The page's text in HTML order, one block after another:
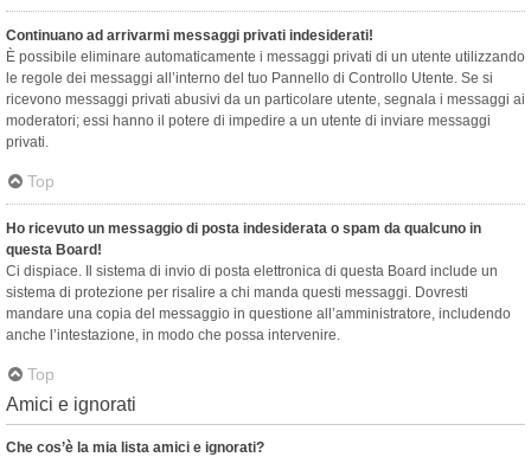
Continuano ad arrivarmi messaggi privati indesiderati!
È possibile eliminare automaticamente i messaggi privati ​​di un utente utilizzando
le regole dei messaggi all’interno del tuo Pannello di Controllo Utente. Se si
ricevono messaggi privati ​​abusivi da un particolare utente, segnala i messaggi ai
moderatori; essi hanno il potere di impedire a un utente di inviare messaggi
privati​​.
Top
Ho ricevuto un messaggio di posta indesiderata o spam da qualcuno in
questa Board!
Ci dispiace. Il sistema di invio di posta elettronica di questa Board include un
sistema di protezione per risalire a chi manda questi messaggi. Dovresti
mandare una copia del messaggio in questione all’amministratore, includendo
anche l’intestazione, in modo che possa intervenire.
Top
Amici e ignorati
Che cos’è la mia lista amici e ignorati?